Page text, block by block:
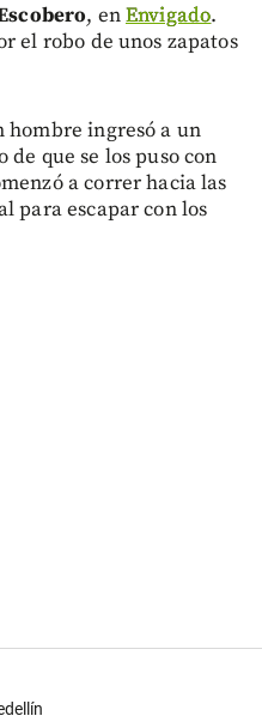
, enEnvigado.
el robo de unos zapatos
hombre ingresó a un
de que se los puso con
a correr hacia las
para escapar con los